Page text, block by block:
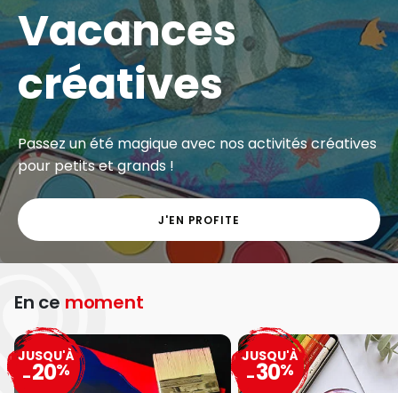
Vacances
créatives
Passez un été magique avec nos activités créatives
pour petits et grands !
J'EN PROFITE
En ce moment
JUSQU'À
-20%
JUSQU'À
-30%